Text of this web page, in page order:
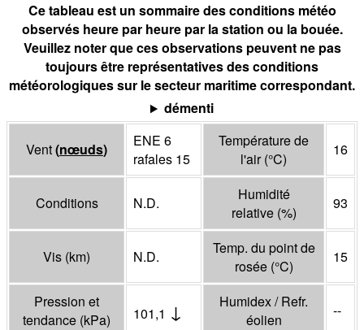
Ce tableau est un sommaire des conditions météo
observés heure par heure par la station ou la bouée.
Veuillez noter que ces observations peuvent ne pas
toujours être représentatives des conditions
météorologiques sur le secteur maritime correspondant.
démenti
Vent(nœuds)
ENE 6
rafales 15
Température de
l'air(°C)
16
Conditions N.D.
Humidité
relative (%)
93
Vis (km) N.D.
Temp. du point de
rosée (°C)
15
Pression et
tendance (kPa) 101,1 ↓
Humidex / Refr.
éolien
--